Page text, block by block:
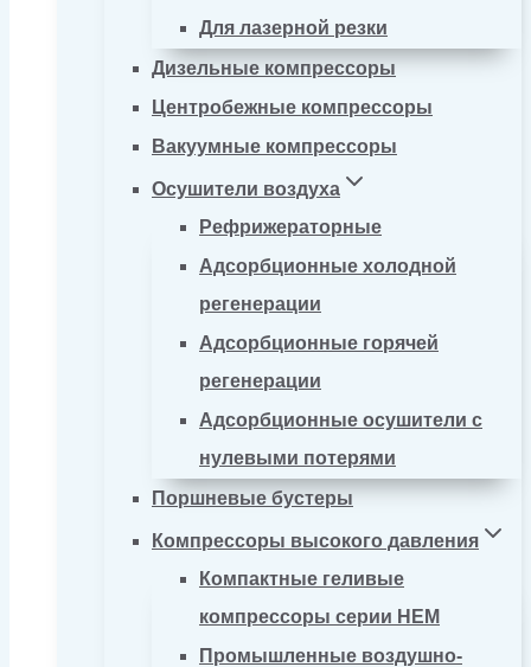
Для лазерной резки
Дизельные компрессоры
Центробежные компрессоры
Вакуумные компрессоры
Осушители воздуха
Рефрижераторные
Адсорбционные холодной
регенерации
Адсорбционные горячей
регенерации
Адсорбционные осушители с
нулевыми потерями
Поршневые бустеры
Компрессоры высокого давления
Компактные геливые
компрессоры серии HEM
Промышленные воздушно-